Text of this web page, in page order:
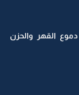
القهر والحزن